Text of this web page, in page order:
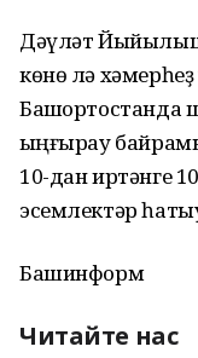
Дәүләт
көнө лә хәмерһеҙ
Башҡортостанда
ҡыңғырау
10-дан иртәнге
эсемлектәр
Башинформ
Читайте нас